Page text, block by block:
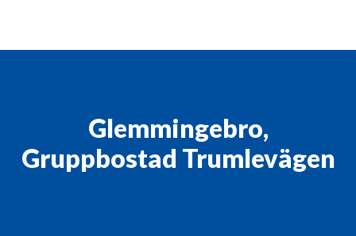
Glemmingebro,
Gruppbostad Trumlevägen